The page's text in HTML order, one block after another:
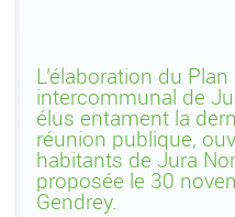
L’élaboration du
intercommunal de
élus entament la
réunion publique,
habitants de Jura
proposée le 30
Gendrey.